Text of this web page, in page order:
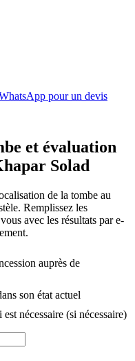
pour un devis
et évaluation
Solad
de la tombe au
Remplissez les
avec les résultats par e-
auprès de
son état actuel
nécessaire (si nécessaire)